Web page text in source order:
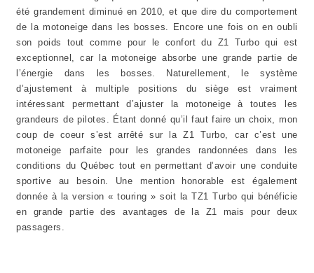
été grandement diminué en 2010, et que dire du comportement
de la motoneige dans les bosses. Encore une fois on en oubli
son poids tout comme pour le confort du Z1 Turbo qui est
exceptionnel, car la motoneige absorbe une grande partie de
l’énergie dans les bosses. Naturellement, le système
d’ajustement à multiple positions du siège est vraiment
intéressant permettant d’ajuster la motoneige à toutes les
grandeurs de pilotes. Étant donné qu’il faut faire un choix, mon
coup de coeur s’est arrêté sur la Z1 Turbo, car c’est une
motoneige parfaite pour les grandes randonnées dans les
conditions du Québec tout en permettant d’avoir une conduite
sportive au besoin. Une mention honorable est également
donnée à la version « touring » soit la TZ1 Turbo qui bénéficie
en grande partie des avantages de la Z1 mais pour deux
passagers.